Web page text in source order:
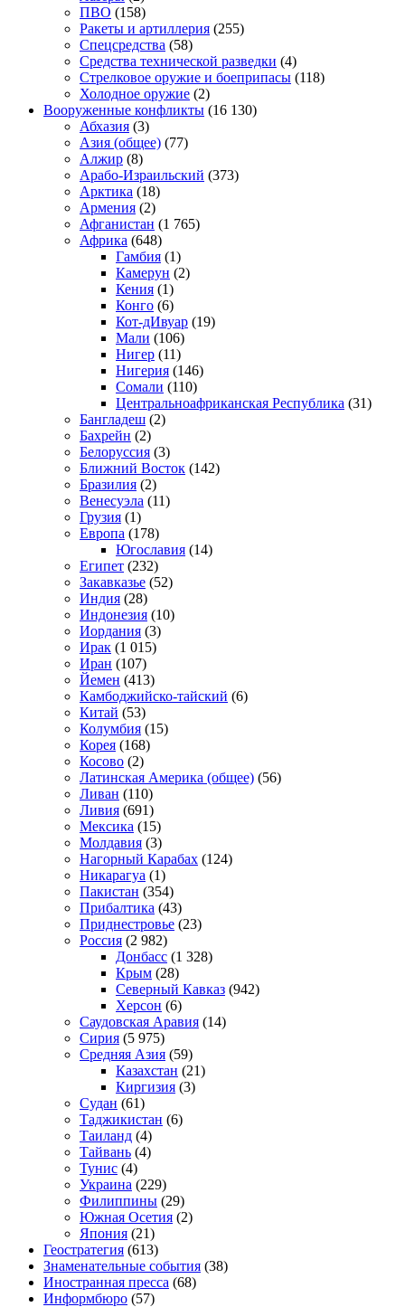
ПВО (158)
Ракеты и артиллерия (255)
Спецсредства (58)
Средства технической разведки (4)
Стрелковое оружие и боеприпасы (118)
Холодное оружие (2)
Вооруженные конфликты (16 130)
Абхазия (3)
Азия (общее) (77)
Алжир (8)
Арабо-Израильский (373)
Арктика (18)
Армения (2)
Афганистан (1 765)
Африка (648)
Гамбия (1)
Камерун (2)
Кения (1)
Конго (6)
Кот-дИвуар (19)
Мали (106)
Нигер (11)
Нигерия (146)
Сомали (110)
Центральноафриканская Республика (31)
Бангладеш (2)
Бахрейн (2)
Белоруссия (3)
Ближний Восток (142)
Бразилия (2)
Венесуэла (11)
Грузия (1)
Европа (178)
Югославия (14)
Египет (232)
Закавказье (52)
Индия (28)
Индонезия (10)
Иордания (3)
Ирак (1 015)
Иран (107)
Йемен (413)
Камбоджийско-тайский (6)
Китай (53)
Колумбия (15)
Корея (168)
Косово (2)
Латинская Америка (общее) (56)
Ливан (110)
Ливия (691)
Мексика (15)
Молдавия (3)
Нагорный Карабах (124)
Никарагуа (1)
Пакистан (354)
Прибалтика (43)
Приднестровье (23)
Россия (2 982)
Донбасс (1 328)
Крым (28)
Северный Кавказ (942)
Херсон (6)
Саудовская Аравия (14)
Сирия (5 975)
Средняя Азия (59)
Казахстан (21)
Киргизия (3)
Судан (61)
Таджикистан (6)
Таиланд (4)
Тайвань (4)
Тунис (4)
Украина (229)
Филиппины (29)
Южная Осетия (2)
Япония (21)
Геостратегия (613)
Знаменательные события (38)
Иностранная пресса (68)
Информбюро (57)